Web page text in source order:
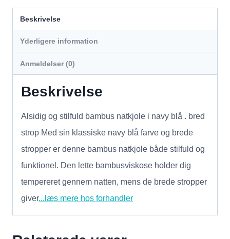
Beskrivelse
Yderligere information
Anmeldelser (0)
Beskrivelse
Alsidig og stilfuld bambus natkjole i navy blå . bred
strop Med sin klassiske navy blå farve og brede
stropper er denne bambus natkjole både stilfuld og
funktionel. Den lette bambusviskose holder dig
tempereret gennem natten, mens de brede stropper
giver...læs mere hos forhandler